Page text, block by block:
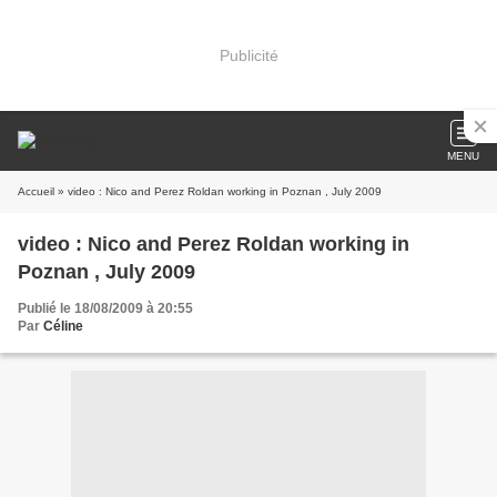
Publicité
MENU
Accueil » video : Nico and Perez Roldan working in Poznan , July 2009
video : Nico and Perez Roldan working in
Poznan , July 2009
Publié le 18/08/2009 à 20:55
Par Céline